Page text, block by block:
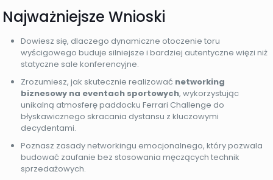
Najważniejsze Wnioski
Dowiesz się, dlaczego dynamiczne otoczenie toru
wyścigowego buduje silniejsze i bardziej autentyczne więzi niż
statyczne sale konferencyjne.
Zrozumiesz, jak skutecznie realizować networking
biznesowy na eventach sportowych, wykorzystując
unikalną atmosferę paddocku Ferrari Challenge do
błyskawicznego skracania dystansu z kluczowymi
decydentami.
Poznasz zasady networkingu emocjonalnego, który pozwala
budować zaufanie bez stosowania męczących technik
sprzedażowych.